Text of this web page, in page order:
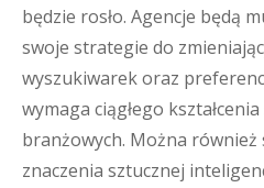
będzie rosło. Agencje będą
swoje strategie do
wyszukiwarek oraz
wymaga ciągłego
branżowych. Można
znaczenia sztucznej